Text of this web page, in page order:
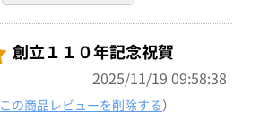
創立１１０年記念祝賀
2025/11/19 09:58:38
この商品レビューを削除する）